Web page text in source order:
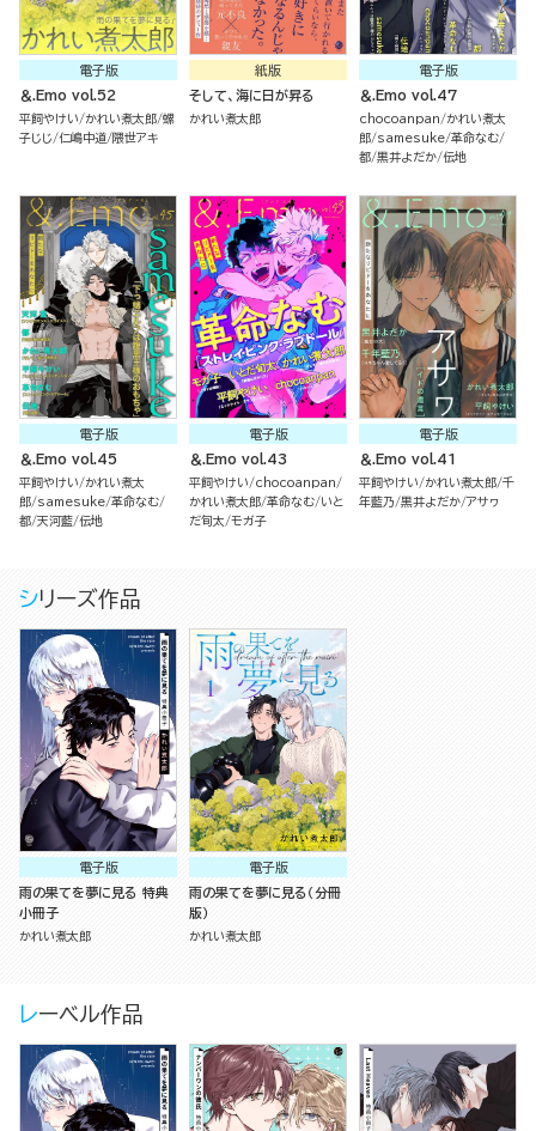
電子版
＆.Emo vol.52
平飼やけい かれい煮太郎 螺
子じじ 仁嶋中道 隈世アキ
紙版
そして、海に日が昇る
かれい煮太郎
電子版
＆.Emo vol.47
chocoanpan
かれい煮太
郎 samesuke 革命なむ
都 黒井よだか 伝地
電子版
＆.Emo vol.45
平飼やけい
かれい煮太
郎 samesuke 革命なむ
都 天河藍 伝地
電子版
＆.Emo vol.43
平飼やけい
chocoanpan
かれい煮太郎 革命なむ いと
だ旬太 モガ子
電子版
＆.Emo vol.41
平飼やけい かれい煮太郎 千
年藍乃 黒井よだか アサヮ
シリーズ作品
電子版
雨の果てを夢に見る 特典
小冊子
かれい煮太郎
電子版
雨の果てを夢に見る（分冊
版）
かれい煮太郎
レーベル作品